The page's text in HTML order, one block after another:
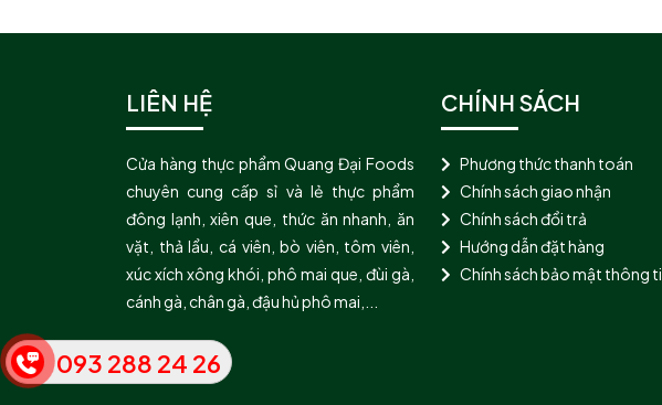
LIÊN HỆ
Cửa hàng thực phẩm Quang Đại Foods
chuyên cung cấp sỉ và lẻ thực phẩm
đông lạnh, xiên que, thức ăn nhanh, ăn
vặt, thả lẩu, cá viên, bò viên, tôm viên,
xúc xích xông khói, phô mai que, đùi gà,
cánh gà, chân gà, đậu hủ phô mai,...
CHÍNH SÁCH
Phương thức thanh toán
Chính sách giao nhận
Chính sách đổi trả
Hướng dẫn đặt hàng
Chính sách bảo mật thông
093 288 24 26